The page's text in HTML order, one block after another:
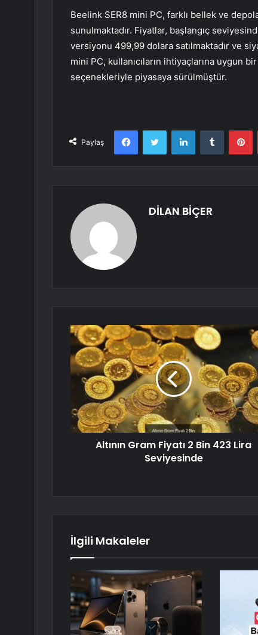
Beelink SER8 mini PC, farklı bellek ve
sunulmaktadır. Fiyatlar, başlangıç
versiyonu 499,99 dolara satılmaktadır ve
mini PC, kullanıcıların ihtiyaçlarına uygun
seçenekleriyle piyasaya sürülmüştür.
Paylaş
FacebookTwitter LinkedInTumblr
DİLAN BİÇER
Altının Gram Fiyatı 2 Bin 423 Lira
Seviyesinde
İlgili Makaleler